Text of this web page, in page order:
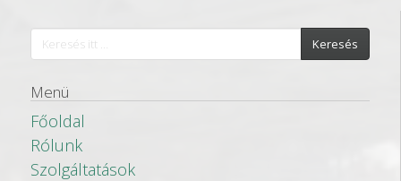
Keresés
Menü
Főoldal
Rólunk
Szolgáltatások